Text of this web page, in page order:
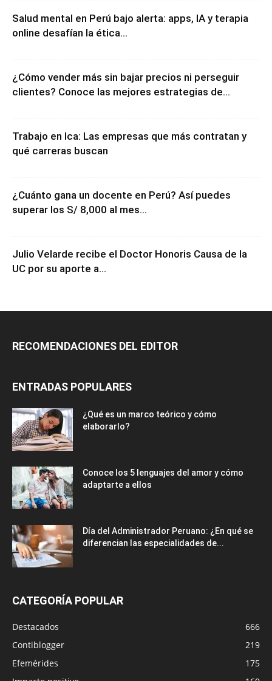
Salud mental en Perú bajo alerta: apps, IA y terapia
online desafían la ética...
¿Cómo vender más sin bajar precios ni perseguir
clientes? Conoce las mejores estrategias de...
Trabajo en Ica: Las empresas que más contratan y
qué carreras buscan
¿Cuánto gana un docente en Perú? Así puedes
superar los S/ 8,000 al mes...
Julio Velarde recibe el Doctor Honoris Causa de la
UC por su aporte a...
RECOMENDACIONES DEL EDITOR
ENTRADAS POPULARES
¿Qué es un marco teórico y cómo
elaborarlo?
Conoce los 5 lenguajes del amor y cómo
adaptarte a ellos
Día del Administrador Peruano: ¿En qué se
diferencian las especialidades de...
CATEGORÍA POPULAR
Destacados
666
Contiblogger
219
Efemérides
175